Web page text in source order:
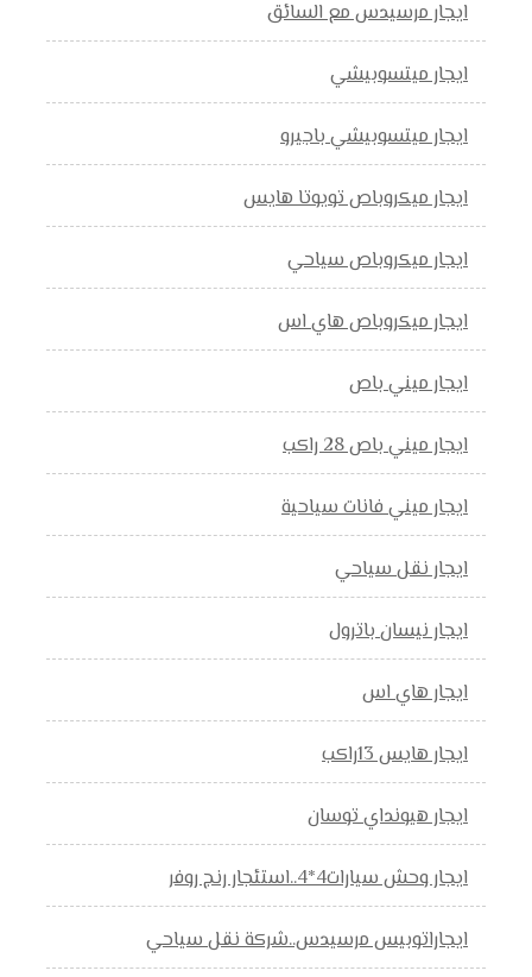
ايجار مرسيدس مع السائق
ايجار ميتسوبيشي
ايجار ميتسوبيشي باجيرو
ايجار ميكروباص تويوتا هايس
ايجار ميكروباص سياحي
ايجار ميكروباص هاي اس
ايجار ميني باص
ايجار ميني باص 28 راكب
ايجار ميني فانات سياحية
ايجار نقل سياحي
ايجار نيسان باترول
ايجار هاي اس
ايجار هايس 13راكب
ايجار هيونداي توسان
ايجار وحش سيارات4*4..استئجار رنج روفر
ايجاراتوبيس مرسيدس..شركة نقل سياحي